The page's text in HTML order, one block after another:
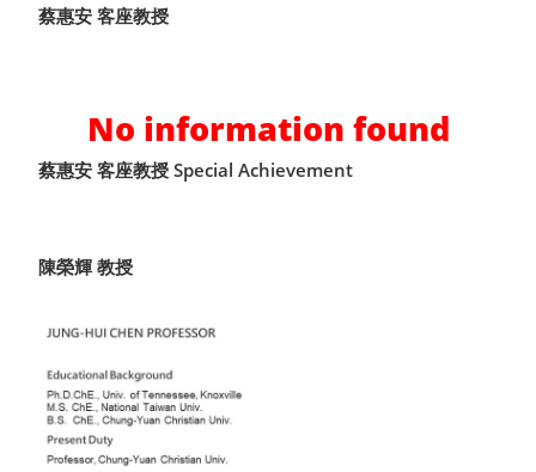
蔡惠安 客座教授
No information found
蔡惠安 客座教授 Special Achievement
陳榮輝 教授